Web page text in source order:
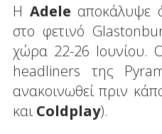
Η Adele αποκάλυψε
στο φετινό
χώρα 22-26 Ιουνίου.
headliners της
ανακοινωθεί πριν
καιColdplay).